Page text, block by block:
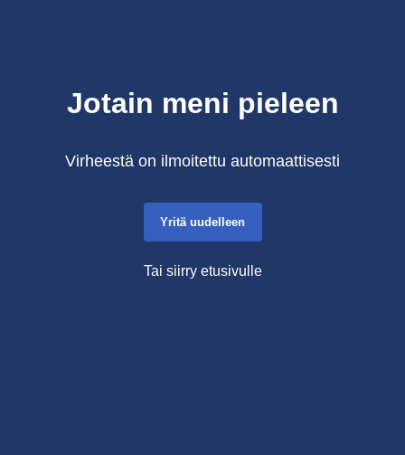
Jotain meni pieleen
Virheestä on ilmoitettu automaattisesti
Yritä uudelleen
Tai siirry etusivulle